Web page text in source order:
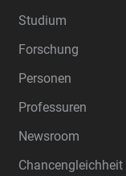
Studium
Forschung
Personen
Professuren
Newsroom